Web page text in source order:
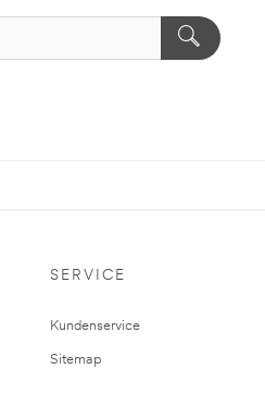
SERVICE
Kundenservice
Sitemap